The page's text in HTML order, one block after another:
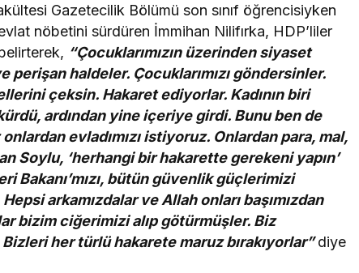
Gazetecilik Bölümü son sınıf öğrencisiyken
nöbetini sürdüren İmmihan Nilifırka, HDP’liler
“Çocuklarımızın üzerinden siyaset
perişan haldeler. Çocuklarımızı göndersinler.
çeksin. Hakaret ediyorlar. Kadının biri
ardından yine içeriye girdi. Bunu ben de
evladımızı istiyoruz. Onlardan para, mal,
Soylu, ‘herhangi bir hakarette gerekeni yapın’
Bakanı’mızı, bütün güvenlik güçlerimizi
arkamızdalar ve Allah onları başımızdan
bizim ciğerimizi alıp götürmüşler. Biz
her türlü hakarete maruz bırakıyorlar”diye